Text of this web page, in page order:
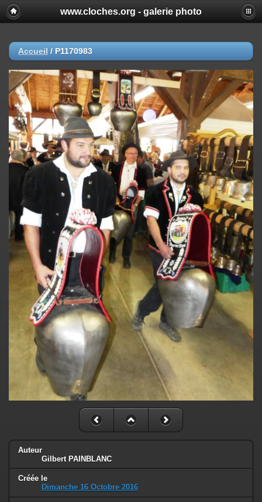
www.cloches.org - galerie photo
Accueil / P1170983
Auteur
Gilbert PAINBLANC
Créée le
Dimanche 16 Octobre 2016